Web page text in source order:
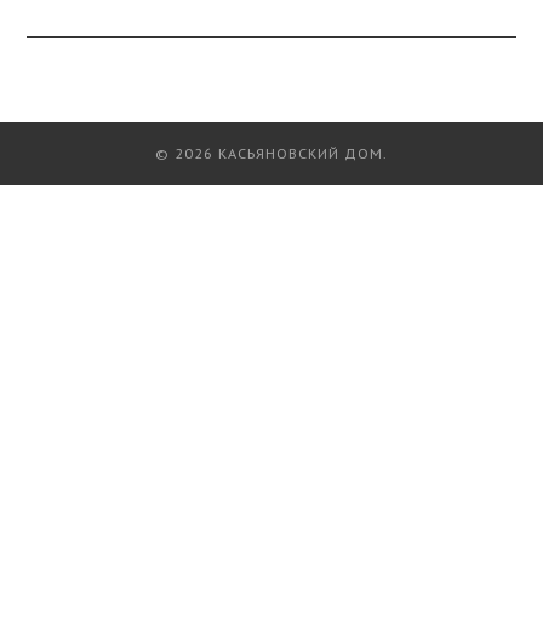
© 2026 КАСЬЯНОВСКИЙ ДОМ.